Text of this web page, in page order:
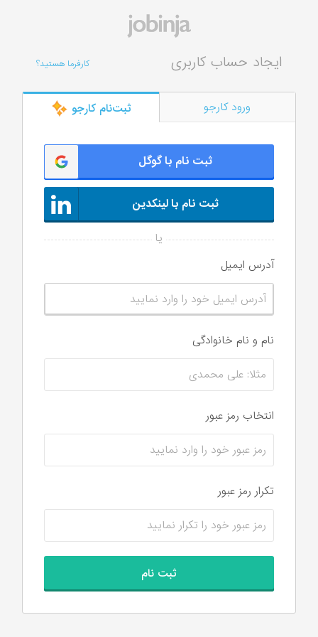
کارفرما هستید؟ ایجاد حساب کاربری
ورود کارجو ثبت‌‌نام کارجو
ثبت نام با گوگل
ثبت نام با لینکدین
آدرس ایمیل
نام و نام‌ خانوادگی
انتخاب رمز عبور
تکرار رمز عبور